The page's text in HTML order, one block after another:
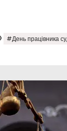
#День працівника